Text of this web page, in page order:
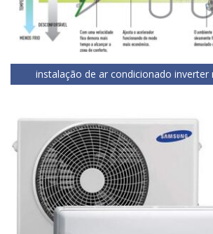
instalação de ar condicionado inverter